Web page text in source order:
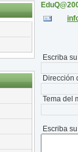
Escriba
Dirección
Tema del
Escriba